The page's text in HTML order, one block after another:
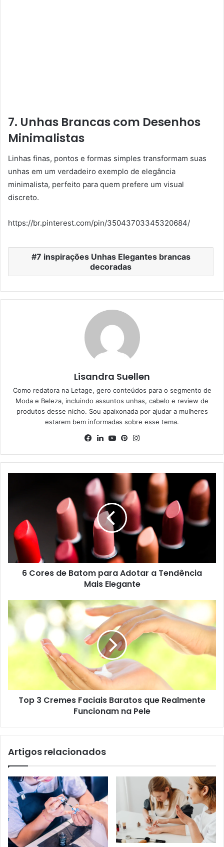
7. Unhas Brancas com Desenhos
Minimalistas
Linhas finas, pontos e formas simples transformam suas
unhas em um verdadeiro exemplo de elegância
minimalista, perfeito para quem prefere um visual
discreto.
https://br.pinterest.com/pin/35043703345320684/
7 inspirações Unhas Elegantes brancas
decoradas
Lisandra Suellen
Como redatora na Letage, gero conteúdos para o segmento de
Moda e Beleza, incluindo assuntos unhas, cabelo e review de
produtos desse nicho. Sou apaixonada por ajudar a mulheres
estarem bem informadas sobre esse tema.
Facebook
Linkedin
YouTubePinterest
6 Cores de Batom para Adotar a Tendência
Mais Elegante
Top 3 Cremes Faciais Baratos que Realmente
Funcionam na Pele
Artigos relacionados